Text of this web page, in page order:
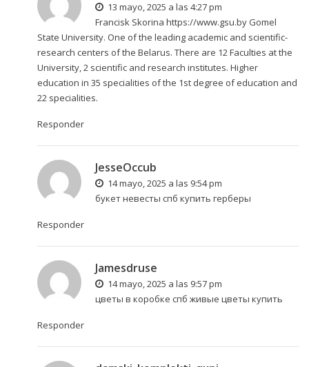
13 mayo, 2025 a las 4:27 pm
Francisk Skorina https://www.gsu.byGomel
State University. One of the leading academic and scientific-
research centers of the Belarus. There are 12 Faculties at the
University, 2 scientific and research institutes. Higher
education in 35 specialities of the 1st degree of education and
22 specialities.
Responder
JesseOccub
14 mayo, 2025 a las 9:54 pm
букет невесты спб купить герберы
Responder
Jamesdruse
14 mayo, 2025 a las 9:57 pm
цветы в коробке спб живые цветы купить
Responder